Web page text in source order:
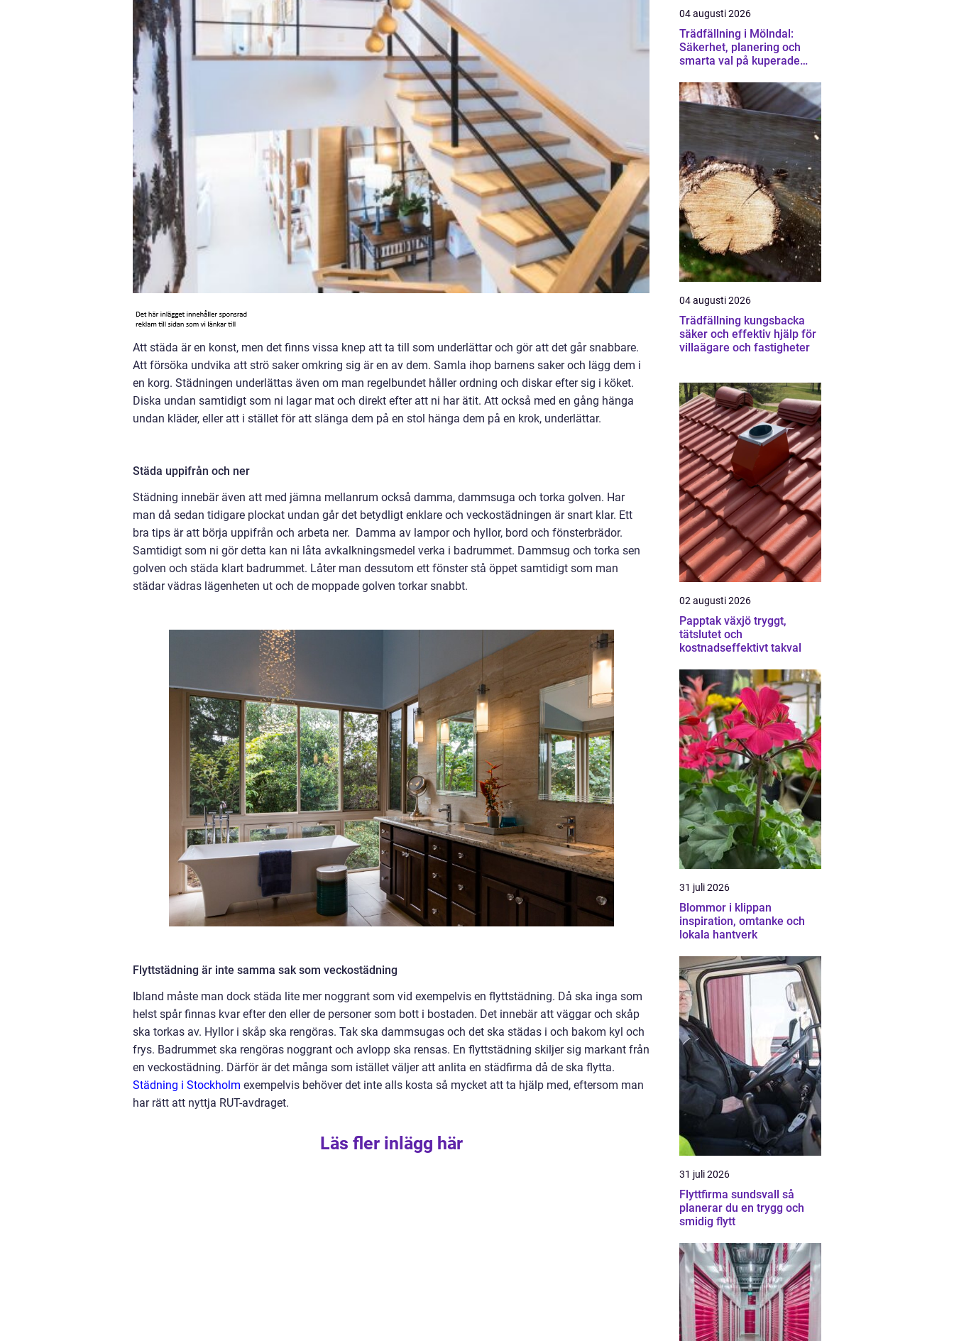
Att städa är en konst, men det finns vissa knep att ta till som underlättar och gör att det går snabbare.
Att försöka undvika att strö saker omkring sig är en av dem. Samla ihop barnens saker och lägg dem i
en korg. Städningen underlättas även om man regelbundet håller ordning och diskar efter sig i köket.
Diska undan samtidigt som ni lagar mat och direkt efter att ni har ätit. Att också med en gång hänga
undan kläder, eller att i stället för att slänga dem på en stol hänga dem på en krok, underlättar.
Städa uppifrån och ner
Städning innebär även att med jämna mellanrum också damma, dammsuga och torka golven. Har
man då sedan tidigare plockat undan går det betydligt enklare och veckostädningen är snart klar. Ett
bra tips är att börja uppifrån och arbeta ner. Damma av lampor och hyllor, bord och fönsterbrädor.
Samtidigt som ni gör detta kan ni låta avkalkningsmedel verka i badrummet. Dammsug och torka sen
golven och städa klart badrummet. Låter man dessutom ett fönster stå öppet samtidigt som man
städar vädras lägenheten ut och de moppade golven torkar snabbt.
Flyttstädning är inte samma sak som veckostädning
Ibland måste man dock städa lite mer noggrant som vid exempelvis en flyttstädning. Då ska inga som
helst spår finnas kvar efter den eller de personer som bott i bostaden. Det innebär att väggar och skåp
ska torkas av. Hyllor i skåp ska rengöras. Tak ska dammsugas och det ska städas i och bakom kyl och
frys. Badrummet ska rengöras noggrant och avlopp ska rensas. En flyttstädning skiljer sig markant från
en veckostädning. Därför är det många som istället väljer att anlita en städfirma då de ska flytta.
Städning i Stockholm exempelvis behöver det inte alls kosta så mycket att ta hjälp med, eftersom man
har rätt att nyttja RUT-avdraget.
Läs fler inlägg här
04 augusti 2026
Trädfällning i Mölndal:
Säkerhet, planering och
smarta val på kuperade
04 augusti 2026
Trädfällning kungsbacka
säker och effektiv hjälp för
villaägare och fastigheter
02 augusti 2026
Papptak växjö tryggt,
tätslutet och
kostnadseffektivt takval
31 juli 2026
Blommor i klippan
inspiration, omtanke och
lokala hantverk
31 juli 2026
Flyttfirma sundsvall så
planerar du en trygg och
smidig flytt